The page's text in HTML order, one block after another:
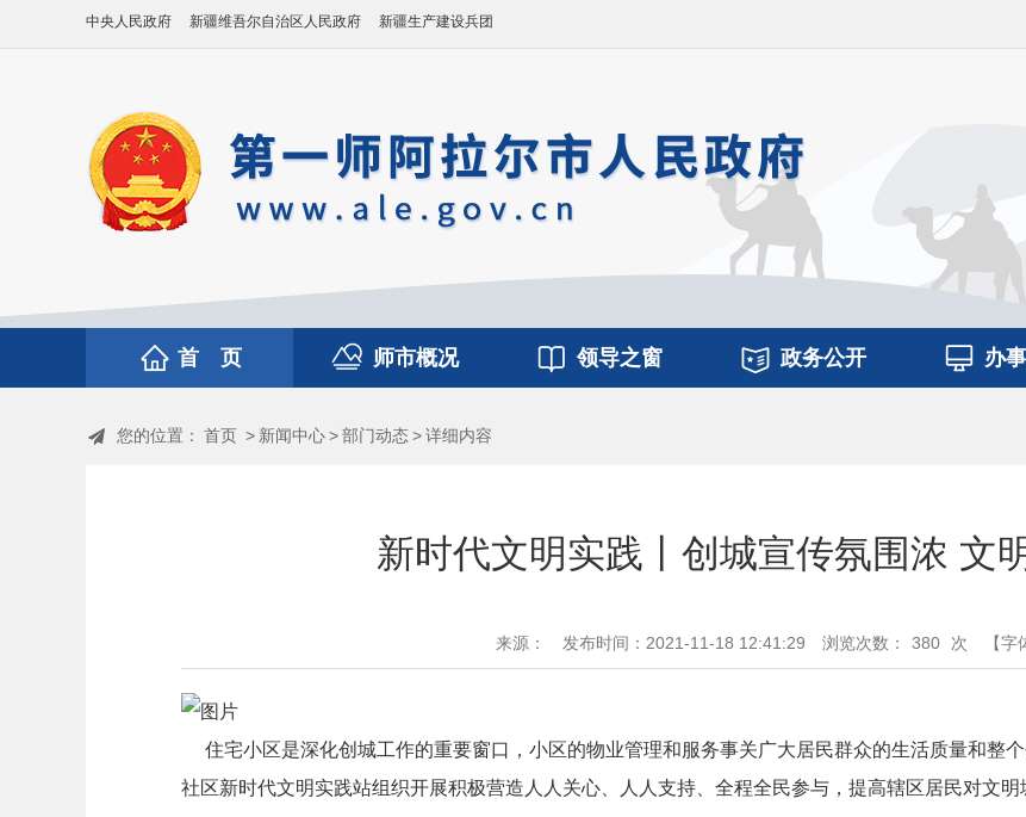
中央人民政府 新疆维吾尔自治区人民政府 新疆生产建设兵团
首 页 师市概况 领导之窗 政务公开 办
您的位置： 首页 > 新闻中心>部门动态>详细内容
新时代文明实践丨创城宣传氛围浓 文
来源： 发布时间：2021-11-18 12:41:29 浏览次数： 380 次 【字
住宅小区是深化创城工作的重要窗口，小区的物业管理和服务事关广大居民群众的生活质量和整
社区新时代文明实践站组织开展积极营造人人关心、人人支持、全程全民参与，提高辖区居民对文明